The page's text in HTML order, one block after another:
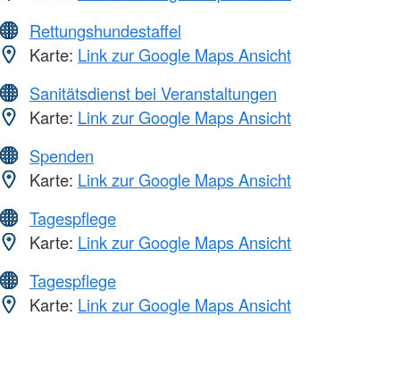
Rettungshundestaffel
Karte: Link zur Google Maps Ansicht
Sanitätsdienst bei Veranstaltungen
Karte: Link zur Google Maps Ansicht
Spenden
Karte: Link zur Google Maps Ansicht
Tagespflege
Karte: Link zur Google Maps Ansicht
Tagespflege
Karte: Link zur Google Maps Ansicht